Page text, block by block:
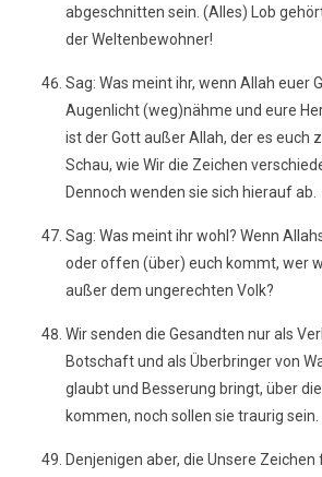
abgeschnitten sein. (Alles) Lob
der Weltenbewohner!
Sag: Was meint ihr, wenn Allah euer
Augenlicht (weg)nähme und eure
ist der Gott außer Allah, der es euch
Schau, wie Wir die Zeichen
Dennoch wenden sie sich hierauf ab.
Sag: Was meint ihr wohl? Wenn
oder offen (über) euch kommt, wer
außer dem ungerechten Volk?
Wir senden die Gesandten nur als
Botschaft und als Überbringer von
glaubt und Besserung bringt, über
kommen, noch sollen sie traurig sein.
Denjenigen aber, die Unsere